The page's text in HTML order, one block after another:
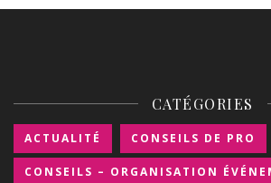
CATÉGORIES
ACTUALITÉ CONSEILS DE PRO
CONSEILS – ORGANISATION